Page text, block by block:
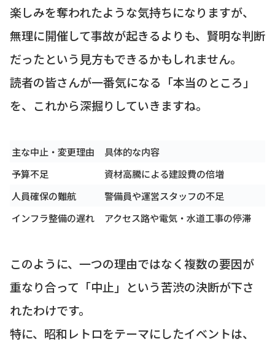
楽しみを奪われたような気持ちになりますが、
無理に開催して事故が起きるよりも、賢明な判断
だったという見方もできるかもしれません。
読者の皆さんが一番気になる「本当のところ」
を、これから深掘りしていきますね。
主な中止・変更理由
具体的な内容
予算不足
資材高騰による建設費の倍増
人員確保の難航
警備員や運営スタッフの不足
インフラ整備の遅れ
アクセス路や電気・水道工事の停滞
このように、一つの理由ではなく複数の要因が
重なり合って「中止」という苦渋の決断が下さ
れたわけです。
特に、昭和レトロをテーマにしたイベントは、